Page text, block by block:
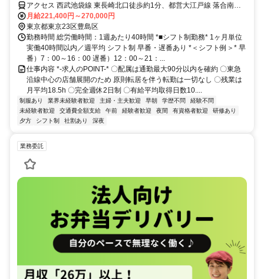
アクセス 西武池袋線 東長崎北口徒歩約1分、都営大江戸線 落合南長
崎A3口徒歩約13分、東京メトロ副都心線 千川1番口徒歩約14分
月給221,400円～270,000円
東京都東京23区豊島区
勤務時間 総労働時間：1週あたり40時間 *■シフト制勤務* 1ヶ月単位
実働40時間以内／週平均 シフト制 早番・遅番あり *＜シフト例＞* 早
番）7：00～16：00 遅番）12：00～21：...
仕事内容 *-求人のPOINT-* 〇配属は通勤最大90分以内を確約 〇東急
沿線中心の店舗展開のため 原則転居を伴う転勤は一切なし 〇残業は
月平均18.5h 〇完全週休2日制 〇有給平均取得日数10....
制服あり 業界未経験者歓迎 主婦・主夫歓迎 早朝 学歴不問
経験不問
未経験者歓迎
交通費全額支給 午前 経験者歓迎 夜間 有資格者歓迎
研修あり
夕方
シフト制 社割あり 深夜
業務委託